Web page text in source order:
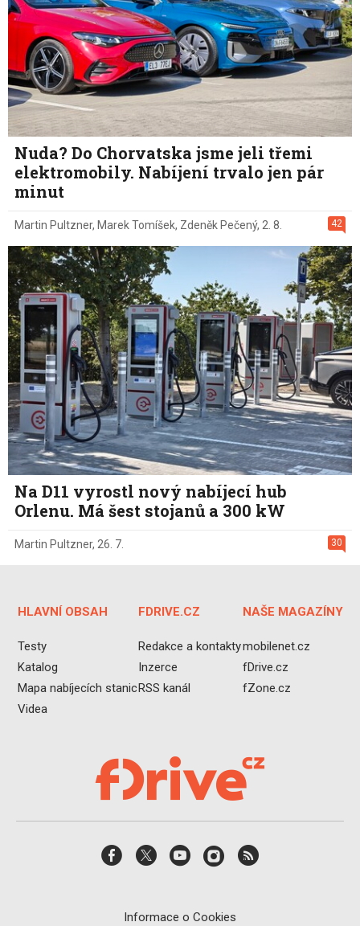
Nuda? Do Chorvatska jsme jeli třemi
elektromobily. Nabíjení trvalo jen pár
minut
42
Martin Pultzner, Marek Tomíšek, Zdeněk Pečený, 2. 8.
Na D11 vyrostl nový nabíjecí hub
Orlenu. Má šest stojanů a 300 kW
30
Martin Pultzner, 26. 7.
HLAVNÍ OBSAH
Testy
Katalog
Mapa nabíjecích stanic
Videa
FDRIVE.CZ
Redakce a kontakty
Inzerce
RSS kanál
NAŠE MAGAZÍNY
mobilenet.cz
fDrive.cz
fZone.cz
Informace o Cookies